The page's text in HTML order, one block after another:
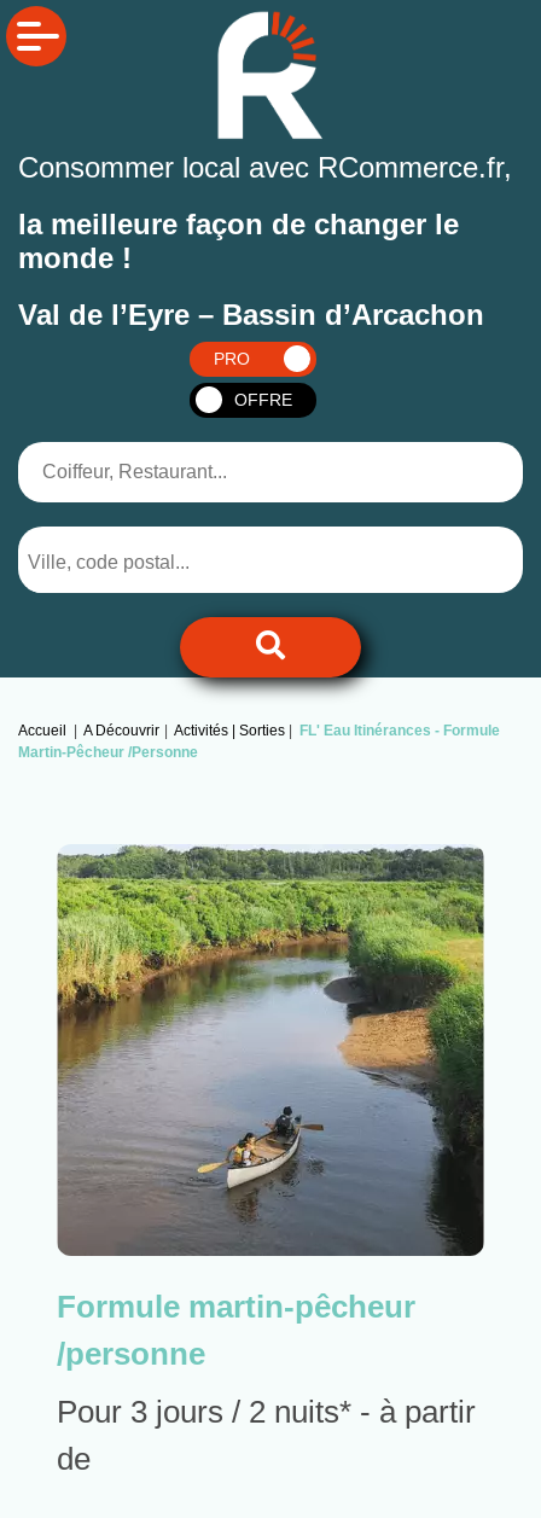
Consommer local avec RCommerce.fr,
la meilleure façon de changer le
monde !
Val de l’Eyre – Bassin d’Arcachon
PRO
OFFRE
Accueil A Découvrir Activités | Sorties FL' Eau Itinérances - Formule
Martin-Pêcheur /personne
Formule martin-pêcheur
/personne
Pour 3 jours / 2 nuits* - à partir
de